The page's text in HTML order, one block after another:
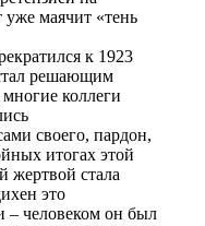
маячит «тень
к 1923
решающим
коллеги
своего, пардон,
итогах этой
жертвой стала
это
– человеком он был